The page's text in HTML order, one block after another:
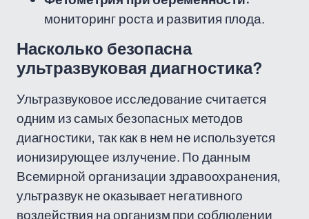
мониторинг роста и развития плода.
Насколько безопасна
ультразвуковая диагностика?
Ультразвуковое исследование считается
одним из самых безопасных методов
диагностики, так как в нем не используется
ионизирующее излучение. По данным
Всемирной организации здравоохранения,
ультразвук не оказывает негативного
воздействия на организм при соблюдении